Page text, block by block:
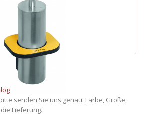
senden Sie uns genau: Farbe, Größe,
Lieferung.